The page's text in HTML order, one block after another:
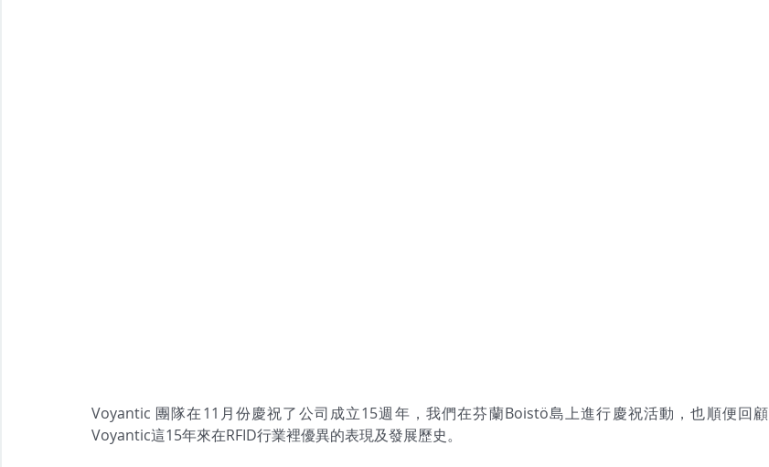
Voyantic 團隊在11月份慶祝了公司成立15週年，我們在芬蘭Boistö島上進行慶祝活動，也順便回顧
Voyantic這15年來在RFID行業裡優異的表現及發展歷史。